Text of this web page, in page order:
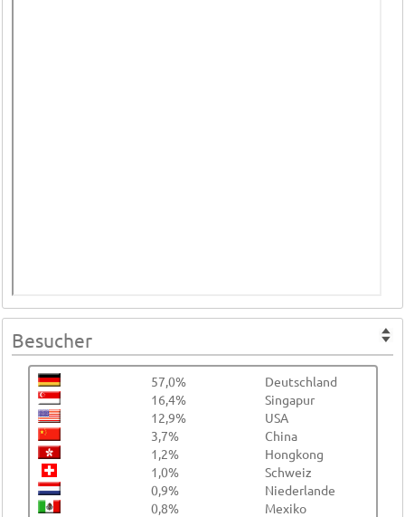
Besucher
57,0%
Deutschland
16,4%
Singapur
12,9%
USA
3,7%
China
1,2%
Hongkong
1,0%
Schweiz
0,9%
Niederlande
0,8%
Mexiko